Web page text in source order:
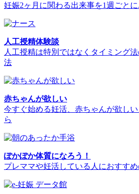
妊娠2ヶ月に関わる出来事を1週ごとに
人工授精体験談
人工授精は特別ではなくタイミング
法
赤ちゃんが欲しい
今すぐ始める妊活、赤ちゃんが欲し
ら
ぽかぽか体質になろう！
プレママや妊活している人におすす